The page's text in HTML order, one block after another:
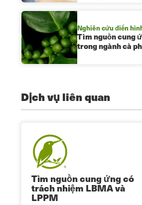
Nghiên cứu điển
Tìm nguồn cung
trong ngành cà
Dịch vụ liên quan
Tìm nguồn cung ứng có
trách nhiệm LBMA và
LPPM